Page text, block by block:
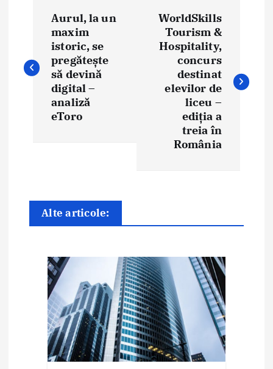
v
i
n
Aurul, la un
maxim
istoric, se
pregătește
să devină
digital –
analiză
eToro
WorldSkills
Tourism &
Hospitality,
concurs
destinat
elevilor de
liceu –
ediția a
treia în
România
Alte articole: